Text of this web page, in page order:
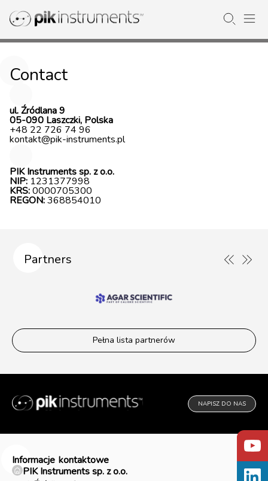
Contact
ul. Źródlana 9
05-090 Laszczki, Polska
+48 22 726 74 96
kontakt@pik-instruments.pl
PIK Instruments sp. z o.o.
NIP: 1231377998
KRS:0000705300
REGON:368854010
Partners
Pełna lista partnerów
NAPISZ DO NAS
Informacje kontaktowe
PIK Instruments sp. z o.o.